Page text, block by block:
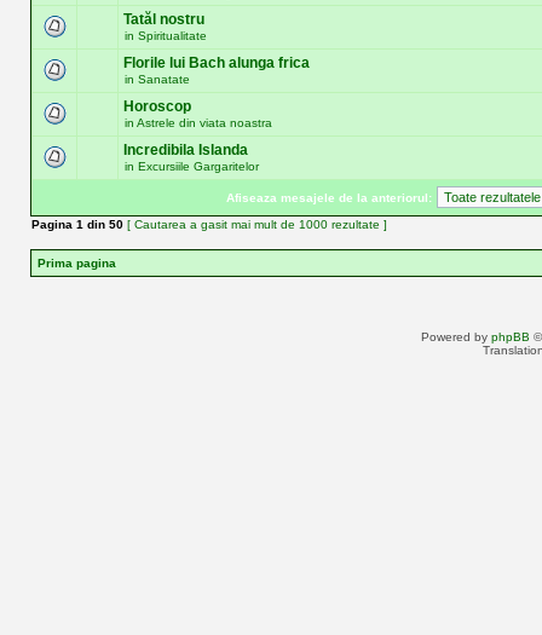
Tatăl nostru
in Spiritualitate
Florile lui Bach alunga frica
in Sanatate
Horoscop
in Astrele din viata noastra
Incredibila Islanda
in Excursiile Gargaritelor
Afiseaza mesajele de la anteriorul:
Pagina 1 din 50 [ Cautarea a gasit mai mult de 1000 rezultate ]
Prima pagina
Powered by phpBB